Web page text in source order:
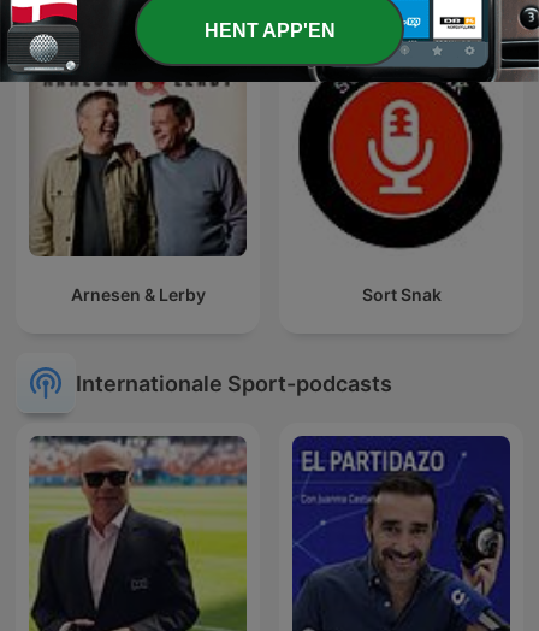
Arnesen & Lerby Sort Snak
Internationale Sport-podcasts
HENT APP'EN